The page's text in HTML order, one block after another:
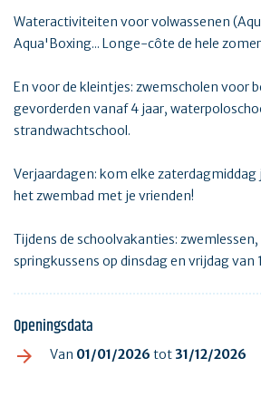
Wateractiviteiten voor volwassenen
Aqua'Boxing... Longe-côte de hele
En voor de kleintjes: zwemscholen voor
gevorderden vanaf 4 jaar,
strandwachtschool.
Verjaardagen: kom elke zaterdagmiddag
het zwembad met je vrienden!
Tijdens de schoolvakanties:
springkussens op dinsdag en vrijdag van
Openingsdata
Van 01/01/2026 tot31/12/2026